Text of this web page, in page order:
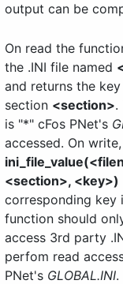
output can be
On read the
the .INI file named
and returns the
section <section>
is "*" cFos PNet's
accessed. On
<section>, <key>)
corresponding key
function should
access 3rd party
perfom read
PNet's GLOBAL.INI.